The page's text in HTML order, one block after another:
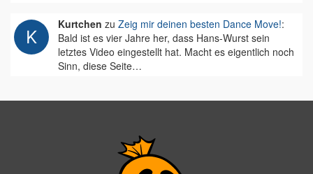
Kurtchen zu Zeig mir deinen besten Dance Move!:
Bald ist es vier Jahre her, dass Hans-Wurst sein
letztes Video eingestellt hat. Macht es eigentlich noch
Sinn, diese Seite…